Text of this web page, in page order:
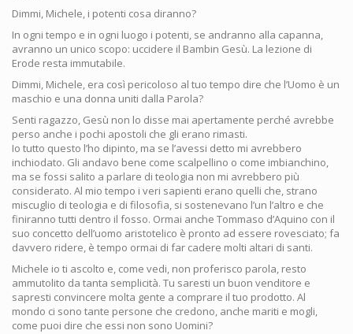
Dimmi, Michele, i potenti cosa diranno?
In ogni tempo e in ogni luogo i potenti, se andranno alla capanna,
avranno un unico scopo: uccidere il Bambin Gesù. La lezione di
Erode resta immutabile.
Dimmi, Michele, era così pericoloso al tuo tempo dire che l’Uomo è un
maschio e una donna uniti dalla Parola?
Senti ragazzo, Gesù non lo disse mai apertamente perché avrebbe
perso anche i pochi apostoli che gli erano rimasti.
Io tutto questo l’ho dipinto, ma se l’avessi detto mi avrebbero
inchiodato. Gli andavo bene come scalpellino o come imbianchino,
ma se fossi salito a parlare di teologia non mi avrebbero più
considerato. Al mio tempo i veri sapienti erano quelli che, strano
miscuglio di teologia e di filosofia, si sostenevano l’un l’altro e che
finiranno tutti dentro il fosso. Ormai anche Tommaso d’Aquino con il
suo concetto dell’uomo aristotelico è pronto ad essere rovesciato; fa
davvero ridere, è tempo ormai di far cadere molti altari di santi.
Michele io ti ascolto e, come vedi, non proferisco parola, resto
ammutolito da tanta semplicità. Tu saresti un buon venditore e
sapresti convincere molta gente a comprare il tuo prodotto. Al
mondo ci sono tante persone che credono, anche mariti e mogli,
come puoi dire che essi non sono Uomini?